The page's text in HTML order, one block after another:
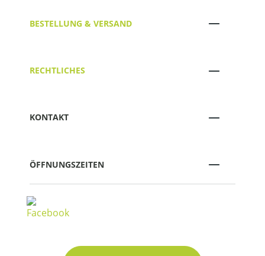
BESTELLUNG & VERSAND
RECHTLICHES
KONTAKT
ÖFFNUNGSZEITEN